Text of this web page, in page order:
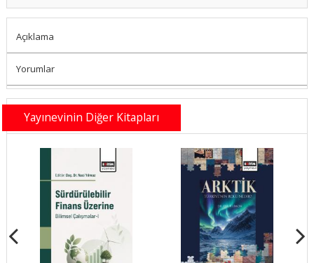
Açıklama
Yorumlar
Yayınevinin Diğer Kitapları